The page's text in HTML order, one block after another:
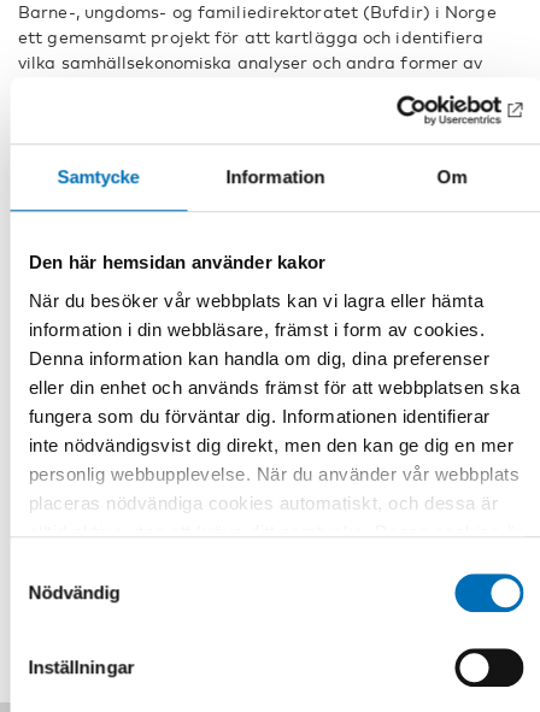
Samtycke Information Om
Den här hemsidan använder kakor
När du besöker vår webbplats kan vi lagra eller hämta
information i din webbläsare, främst i form av cookies.
Denna information kan handla om dig, dina preferenser
eller din enhet och används främst för att webbplatsen ska
fungera som du förväntar dig. Informationen identifierar
inte nödvändigsvist dig direkt, men den kan ge dig en mer
personlig webbupplevelse. När du använder vår webbplats
placeras nödvändiga cookies automatiskt, och dessa är
dess funktioner. Vi respekterar din integritet, och du kan
marknadsföring och oklassificerade) du vill acceptera.
Klicka på de olika kategorirubrikerna för att ta reda på mer
Nödvändig
Inställningar
Barne-, ungdoms- og familiedirektoratet (Bufdir) i Norge
ett gemensamt projekt för att kartlägga och identifiera
vilka samhällsekonomiska analyser och andra former av
utformning och tillgänglighet för personer med
Universell utformning är det begrepp som i Norge används i
tillgänglighet/användbarhet för personer med
universell utformning och tillgänglighet för personer med
funktionsnedsättning. Med samhällsekonomiska analyser
avses konsekvensanalyser där bedömningar har gjorts av
kostnader och nyttan av universell
utformning/tillgänglighet. Även effektanalyser omfattas,
liksom kvalitativa analyser som bedömer nyttan.
Fakta
DELA